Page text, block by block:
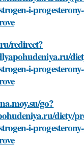
i-
redirect?
i-
go?
diety/
i-